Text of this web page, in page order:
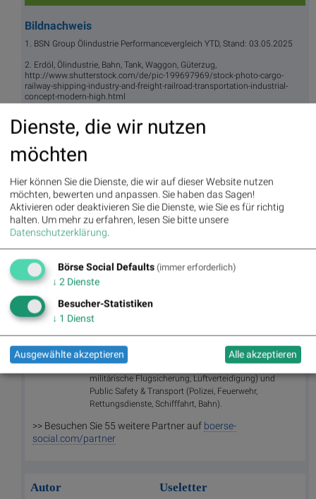
Bildnachweis
1. BSN Group Ölindustrie Performancevergleich YTD, Stand: 03.05.2025
2. Erdöl, Ölindustrie, Bahn, Tank, Waggon, Güterzug,
http://www.shutterstock.com/de/pic-199697969/stock-photo-cargo-
railway-shipping-industry-and-freight-railroad-transportation-industrial-
concept-modern-high.html
Aktien auf dem Radar:Rosenbauer,Bajaj Mobility AG
ATX TR,Bawag
Warimpex,BTV AG,BKS Bank Stamm,Agrana,Lenzing,Amag
CPI Europe AG, Österreichische Post,Telekom Austria
Uniqa, SAP.
Random Partner
Frequentis
Frequentis mit Firmensitz in Wien ist ein internationaler
Anbieter von Kommunikations- und
Solutions" entwickelt und vertreibt Frequentis in den
Segmenten Air Traffic Management (zivile und
militärische Flugsicherung, Luftverteidigung) und
Public Safety & Transport (Polizei, Feuerwehr,
Rettungsdienste, Schifffahrt, Bahn).
>> Besuchen Sie 55 weitere Partner auf boerse-
social.com/partner
Autor Useletter
Dienste, die wir nutzen
möchten
Hier können Sie die Dienste, die wir auf dieser Website nutzen
möchten, bewerten und anpassen. Sie haben das Sagen!
Aktivieren oder deaktivieren Sie die Dienste, wie Sie es für richtig
halten. Um mehr zu erfahren, lesen Sie bitte unsere
Datenschutzerklärung.
Börse Social Defaults (immer erforderlich)
↓ 2 Dienste
Besucher-Statistiken
↓ 1 Dienst
Ausgewählte akzeptieren Alle akzeptieren